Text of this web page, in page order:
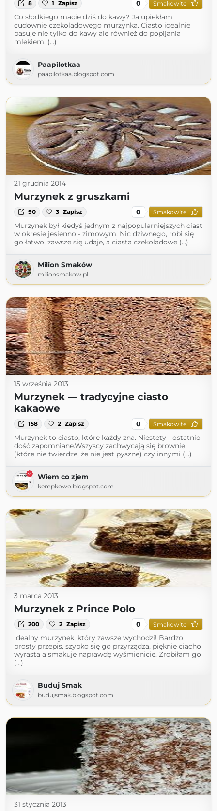
8 1 Zapisz 0 Smakowite
Co słodkiego macie dziś do kawy? Ja upiekłam
cudownie czekoladowego murzynka. Ciasto idealnie
pasuje nie tylko do kawy ale również do popijania
mlekiem. (...)
Paapilotkaa
paapilotkaa.blogspot.com
21 grudnia 2014
Murzynek z gruszkami
90 3 Zapisz 0 Smakowite
Murzynek był kiedyś jednym z najpopularniejszych ciast
w okresie jesienno - zimowym. Nic dziwnego, robi się
go łatwo, zawsze się udaje, a ciasta czekoladowe (...)
Milion Smaków
milionsmakow.pl
15 września 2013
Murzynek — tradycyjne ciasto
kakaowe
158 2 Zapisz 0 Smakowite
Murzynek to ciasto, które każdy zna. Niestety - ostatnio
dość zapomniane.Wszyscy zachwycają się brownie
(które nie twierdze, że nie jest pyszne) czy innymi (...)
Wiem co zjem
kempkowo.blogspot.com
3 marca 2013
Murzynek z Prince Polo
200 2 Zapisz 0 Smakowite
Idealny murzynek, który zawsze wychodzi! Bardzo
prosty przepis, szybko się go przyrządza, pięknie ciacho
wyrasta a smakuje naprawdę wyśmienicie. Zrobiłam go
(...)
Buduj Smak
budujsmak.blogspot.com
31 stycznia 2013